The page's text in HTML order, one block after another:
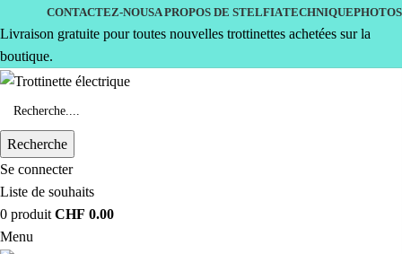
CONTACTEZ-NOUSA PROPOS DE STELFIATECHNIQUEPHOTOS
Livraison gratuite pour toutes nouvelles trottinettes achetées sur la
boutique.
Recherche
Se connecter
Liste de souhaits
0 produit CHF 0.00
Menu